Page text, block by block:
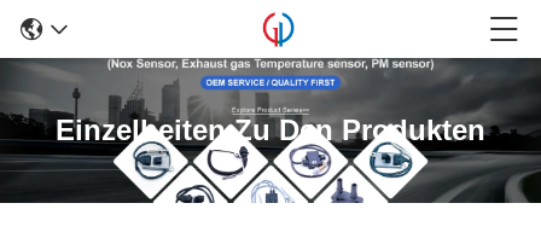
Einzelheiten Zu Den Produkten